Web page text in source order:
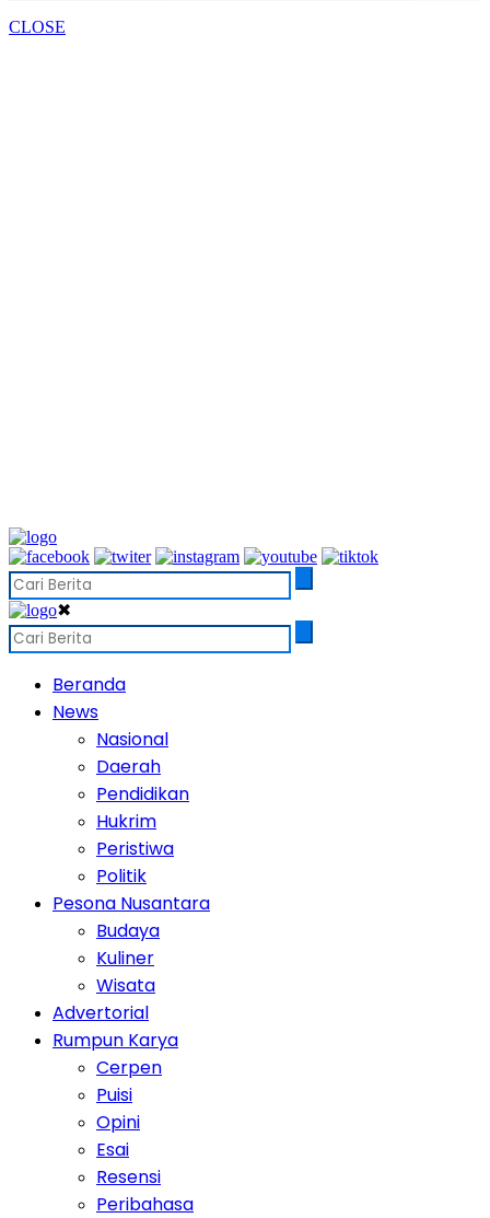
CLOSE
✖
Beranda
News
Nasional
Daerah
Pendidikan
Hukrim
Peristiwa
Politik
Pesona Nusantara
Budaya
Kuliner
Wisata
Advertorial
Rumpun Karya
Cerpen
Puisi
Opini
Esai
Resensi
Peribahasa